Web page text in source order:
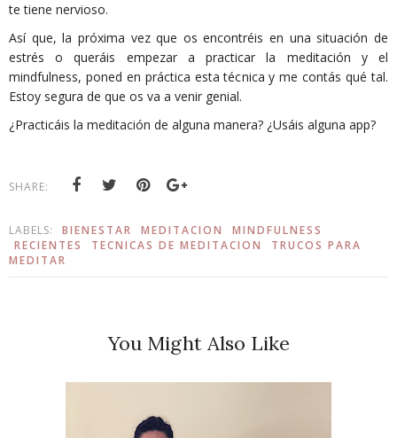
te tiene nervioso.
Así que, la próxima vez que os encontréis en una situación de
estrés o queráis empezar a practicar la meditación y el
mindfulness, poned en práctica esta técnica y me contás qué tal.
Estoy segura de que os va a venir genial.
¿Practicáis la meditación de alguna manera? ¿Usáis alguna app?
SHARE:
LABELS: BIENESTAR MEDITACION
MINDFULNESS
RECIENTES
TECNICAS DE MEDITACION
TRUCOS PARA
MEDITAR
You Might Also Like